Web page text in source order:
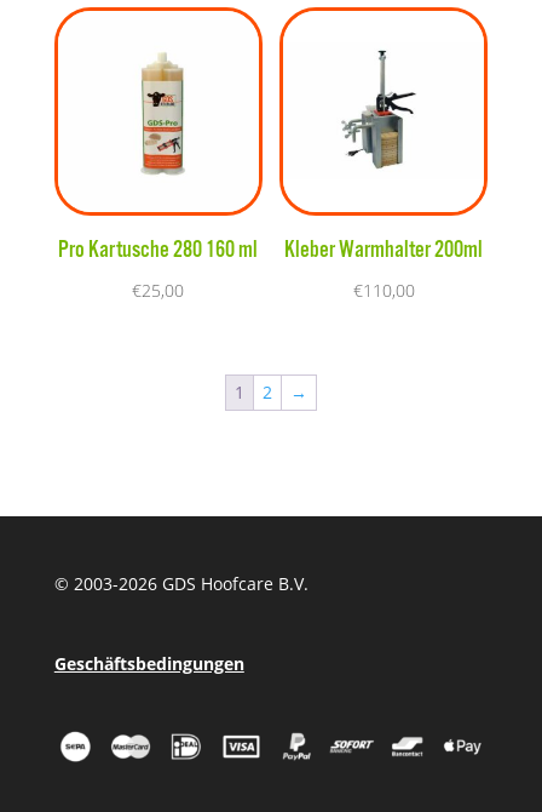
Pro Kartusche 280 160 ml
€25,00
Kleber Warmhalter 200ml
€110,00
1 2 →
© 2003-2026 GDS Hoofcare B.V.
Geschäftsbedingungen